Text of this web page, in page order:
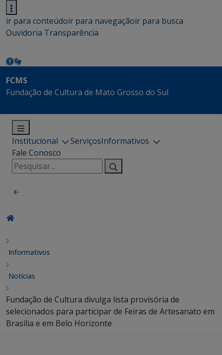
ir para conteúdoir para navegaçãoir para busca
Ouvidoria Transparência
FCMS
Fundação de Cultura de Mato Grosso do Sul
Institucional ServiçosInformativos
Fale Conosco
Pesquisar
por:
Informativos
Notícias
Fundação de Cultura divulga lista provisória de
selecionados para participar de Feiras de Artesanato em
Brasília e em Belo Horizonte